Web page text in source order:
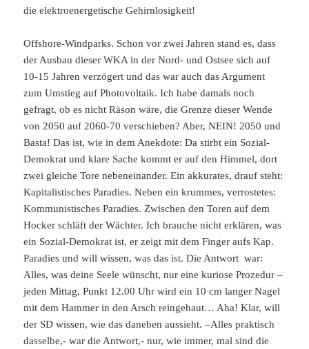
die elektroenergetische Gehirnlosigkeit!
Offshore-Windparks. Schon vor zwei Jahren stand es, dass
der Ausbau dieser WKA in der Nord- und Ostsee sich auf
10-15 Jahren verzögert und das war auch das Argument
zum Umstieg auf Photovoltaik. Ich habe damals noch
gefragt, ob es nicht Räson wäre, die Grenze dieser Wende
von 2050 auf 2060-70 verschieben? Aber, NEIN! 2050 und
Basta! Das ist, wie in dem Anekdote: Da stirbt ein Sozial-
Demokrat und klare Sache kommt er auf den Himmel, dort
zwei gleiche Tore nebeneinander. Ein akkurates, drauf steht:
Kapitalistisches Paradies. Neben ein krummes, verrostetes:
Kommunistisches Paradies. Zwischen den Toren auf dem
Hocker schläft der Wächter. Ich brauche nicht erklären, was
ein Sozial-Demokrat ist, er zeigt mit dem Finger aufs Kap.
Paradies und will wissen, was das ist. Die Antwort war:
Alles, was deine Seele wünscht, nur eine kuriose Prozedur –
jeden Mittag, Punkt 12.00 Uhr wird ein 10 cm langer Nagel
mit dem Hammer in den Arsch reingehaut… Aha! Klar, will
der SD wissen, wie das daneben aussieht. –Alles praktisch
dasselbe,- war die Antwort,- nur, wie immer, mal sind die